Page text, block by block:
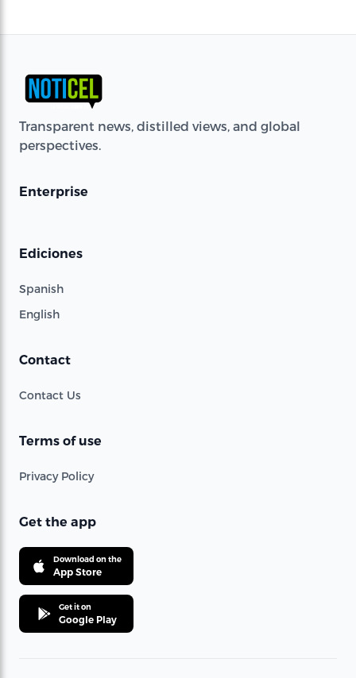
Transparent news, distilled views, and global
perspectives.
Enterprise
Ediciones
Spanish
English
Contact
Contact Us
Terms of use
Privacy Policy
Get the app
Download on the
App Store
Get it on
Google Play